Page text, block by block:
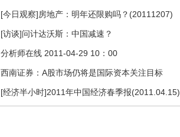
[今日观察]房地产：明年还限购吗？(20111207)
[访谈]问计达沃斯：中国减速？
分析师在线 2011-04-29 10：00
西南证券：A股市场仍将是国际资本关注目标
[经济半小时]2011年中国经济春季报(2011.04.15)